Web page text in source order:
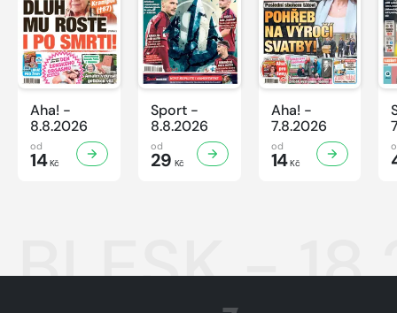
Aha! -
8.8.2026
od
14Kč
Sport -
8.8.2026
od
29 Kč
Aha! -
7.8.2026
od
14Kč
BLESK -